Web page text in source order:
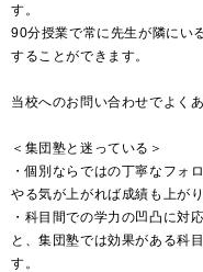
す。
90分授業で常に先生が隣にい
することができます。
当校へのお問い合わせでよく
＜集団塾と迷っている＞
・個別ならではの丁寧なフォ
やる気が上がれば成績も上がり
・科目間での学力の凹凸に対
と、集団塾では効果がある科
す。